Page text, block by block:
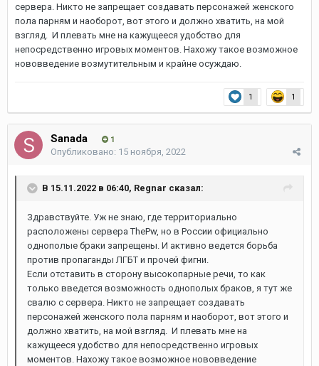
сервера. Никто не запрещает создавать персонажей женского
пола парням и наоборот, вот этого и должно хватить, на мой
взгляд. И плевать мне на кажущееся удобство для
непосредственно игровых моментов. Нахожу такое возможное
нововведение возмутительным и крайне осуждаю.
1 1
Sanada 1
Опубликовано: 15 ноября, 2022
В 15.11.2022 в 06:40, Regnar сказал:
Здравствуйте. Уж не знаю, где территориально
расположены сервера ThePw, но в России официально
однополые браки запрещены. И активно ведется борьба
против пропаганды ЛГБТ и прочей фигни.
Если отставить в сторону высокопарные речи, то как
только введется возможность однополых браков, я тут же
свалю с сервера. Никто не запрещает создавать
персонажей женского пола парням и наоборот, вот этого и
должно хватить, на мой взгляд. И плевать мне на
кажущееся удобство для непосредственно игровых
моментов. Нахожу такое возможное нововведение